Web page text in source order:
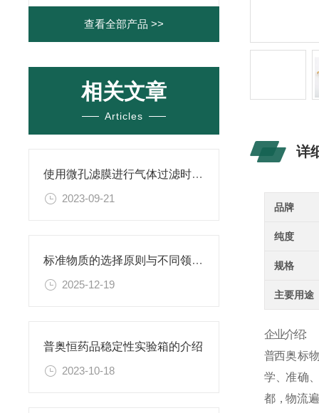
查看全部产品 >>
相关文章
Articles
使用微孔滤膜进行气体过滤时，有哪些注意事项和常见问题需要关注？
2023-09-21
标准物质的选择原则与不同领域应用匹配性分析
2025-12-19
普奥恒药品稳定性实验箱的介绍
2023-10-18
详
品牌
纯度
规格
主要用途
企业介绍:
普西奥标物
学 、准 确
都 ，物 流